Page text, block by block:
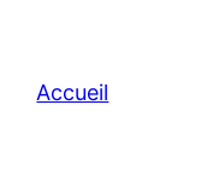
Accueil